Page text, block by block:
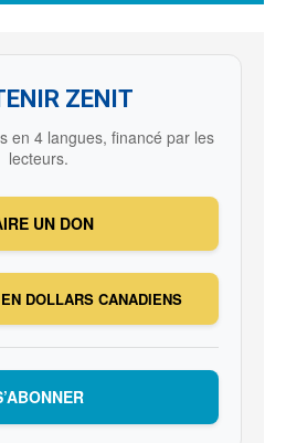
ZENIT
en 4 langues, financé par les
lecteurs.
UN DON
DOLLARS CANADIENS